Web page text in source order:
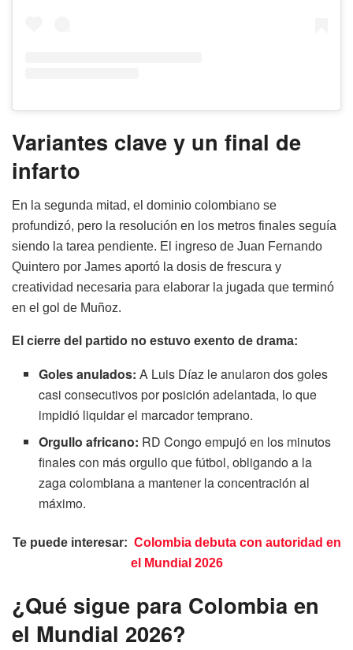
Variantes clave y un final de
infarto
En la segunda mitad, el dominio colombiano se
profundizó, pero la resolución en los metros finales seguía
siendo la tarea pendiente. El ingreso de Juan Fernando
Quintero por James aportó la dosis de frescura y
creatividad necesaria para elaborar la jugada que terminó
en el gol de Muñoz.
El cierre del partido no estuvo exento de drama:
Goles anulados: A Luis Díaz le anularon dos goles
casi consecutivos por posición adelantada, lo que
impidió liquidar el marcador temprano.
Orgullo africano: RD Congo empujó en los minutos
finales con más orgullo que fútbol, obligando a la
zaga colombiana a mantener la concentración al
máximo.
Te puede interesar: Colombia debuta con autoridad en
el Mundial 2026
¿Qué sigue para Colombia en
el Mundial 2026?